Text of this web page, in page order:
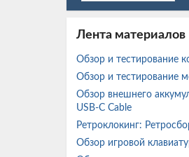
Лента материалов
Обзор и тестирование
Обзор и тестирование
Обзор внешнего
USB-C Cable
Ретроклокинг:
Обзор игровой